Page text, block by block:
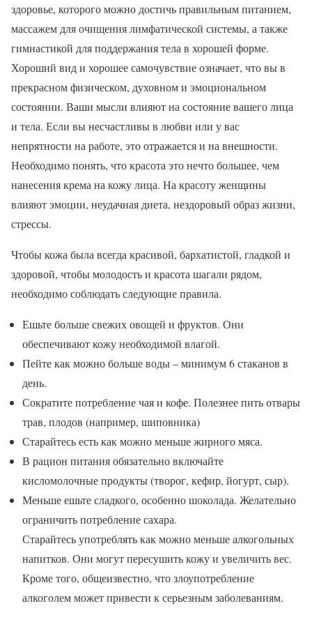
здоровье, которого можно достичь правильным питанием,
массажем для очищения лимфатической системы, а также
гимнастикой для поддержания тела в хорошей форме.
Хороший вид и хорошее самочувствие означает, что вы в
прекрасном физическом, духовном и эмоциональном
состоянии. Ваши мысли влияют на состояние вашего лица
и тела. Если вы несчастливы в любви или у вас
непрятности на работе, это отражается и на внешности.
Необходимо понять, что красота это нечто большее, чем
нанесения крема на кожу лица. На красоту женщины
влияют эмоции, неудачная диета, нездоровый образ жизни,
стрессы.
Чтобы кожа была всегда красивой, бархатистой, гладкой и
здоровой, чтобы молодость и красота шагали рядом,
необходимо соблюдать следующие правила.
Ешьте больше свежих овощей и фруктов. Они
обеспечивают кожу необходимой влагой.
Пейте как можно больше воды – минимум 6 стаканов в
день.
Сократите потребление чая и кофе. Полезнее пить отвары
трав, плодов (например, шиповника)
Старайтесь есть как можно меньше жирного мяса.
В рацион питания обязательно включайте
кисломолочные продукты (творог, кефир, йогурт, сыр).
Меньше ешьте сладкого, особенно шоколада. Желательно
ограничить потребление сахара.
Старайтесь употреблять как можно меньше алкогольных
напитков. Они могут пересушить кожу и увеличить вес.
Кроме того, общеизвестно, что злоупотребление
алкоголем может привести к серьезным заболеваниям.